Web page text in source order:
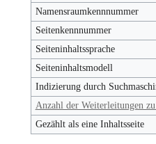
Namensraumkennnummer
Seitenkennnummer
Seiteninhaltssprache
Seiteninhaltsmodell
Indizierung durch
Anzahl der Weiterleitungen
Gezählt als eine Inhaltsseite